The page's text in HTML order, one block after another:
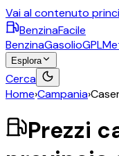
Vai al contenuto
BenzinaFacile
BenzinaGasolioGPL
Esplora
Cerca
Home›Campania›
Prezzi